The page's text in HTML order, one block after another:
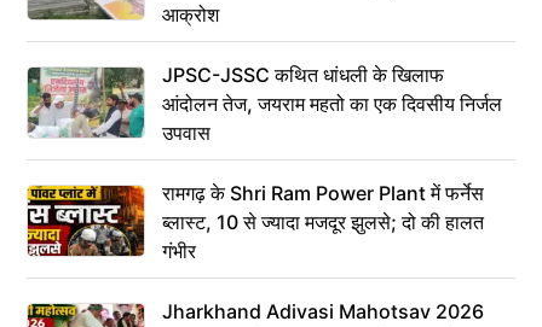
आक्रोश
JPSC-JSSC कथित धांधली के खिलाफ
आंदोलन तेज, जयराम महतो का एक दिवसीय निर्जल
उपवास
रामगढ़ के Shri Ram Power Plant में फर्नेस
ब्लास्ट, 10 से ज्यादा मजदूर झुलसे; दो की हालत
गंभीर
Jharkhand Adivasi Mahotsav 2026